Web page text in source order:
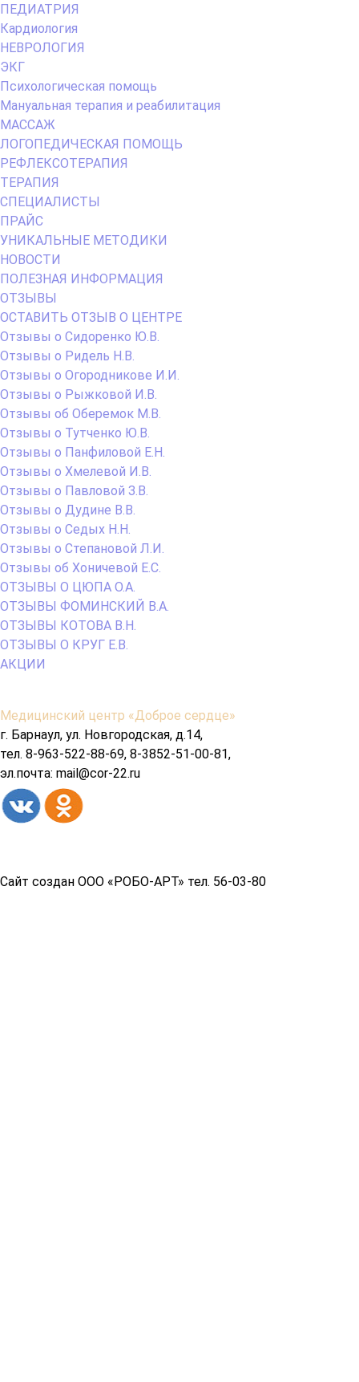
Menu
ПЕДИАТРИЯ
Кардиология
НЕВРОЛОГИЯ
ЭКГ
Психологическая помощь
Мануальная терапия и реабилитация
МАССАЖ
ЛОГОПЕДИЧЕСКАЯ ПОМОЩЬ
РЕФЛЕКСОТЕРАПИЯ
ТЕРАПИЯ
СПЕЦИАЛИСТЫ
ПРАЙС
УНИКАЛЬНЫЕ МЕТОДИКИ
НОВОСТИ
ПОЛЕЗНАЯ ИНФОРМАЦИЯ
ОТЗЫВЫ
ОСТАВИТЬ ОТЗЫВ О ЦЕНТРЕ
Отзывы о Сидоренко Ю.В.
Отзывы о Ридель Н.В.
Отзывы о Огородникове И.И.
Отзывы о Рыжковой И.В.
Отзывы об Оберемок М.В.
Отзывы о Тутченко Ю.В.
Отзывы о Панфиловой Е.Н.
Отзывы о Хмелевой И.В.
Отзывы о Павловой З.В.
Отзывы о Дудине В.В.
Отзывы о Седых Н.Н.
Отзывы о Степановой Л.И.
Отзывы об Хоничевой Е.С.
ОТЗЫВЫ О ЦЮПА О.А.
ОТЗЫВЫ ФОМИНСКИЙ В.А.
ОТЗЫВЫ КОТОВА В.Н.
ОТЗЫВЫ О КРУГ Е.В.
АКЦИИ
Содержимое
подвала
Медицинский центр «Доброе сердце»
г. Барнаул, ул. Новгородская, д.14,
тел. 8-963-522-88-69, 8-3852-51-00-81,
эл.почта: mail@cor-22.ru
Сайт создан ООО «РОБО-АРТ» тел. 56-03-80